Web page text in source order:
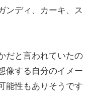
ンディ、カーキ、ス
だと言われていたの
像する自分のイメー
能性もありそうです